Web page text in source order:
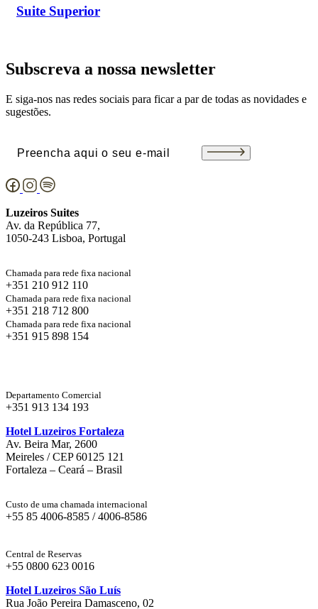
Suite Superior
Subscreva a nossa newsletter
E siga-nos nas redes sociais para ficar a par de todas as novidades e
sugestões.
Email(Obrigatório)
Luzeiros Suites
Av. da República 77,
1050-243 Lisboa, Portugal
Chamada para rede fixa nacional
+351 210 912 110
Chamada para rede fixa nacional
+351 218 712 800
Chamada para rede fixa nacional
+351 915 898 154
Departamento Comercial
+351 913 134 193
Hotel Luzeiros Fortaleza
Av. Beira Mar, 2600
Meireles / CEP 60125 121
Fortaleza – Ceará – Brasil
Custo de uma chamada internacional
+55 85 4006-8585 / 4006-8586
Central de Reservas
+55 0800 623 0016
Hotel Luzeiros São Luís
Rua João Pereira Damasceno, 02